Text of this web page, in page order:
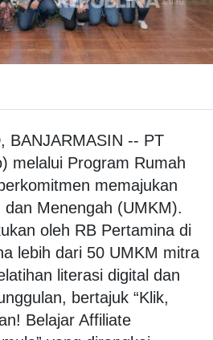
BANJARMASIN -- PT
melalui Program Rumah
berkomitmen memajukan
Menengah (UMKM).
oleh RB Pertamina di
lebih dari 50 UMKM mitra
literasi digital dan
bertajuk “Klik,
Belajar Affiliate